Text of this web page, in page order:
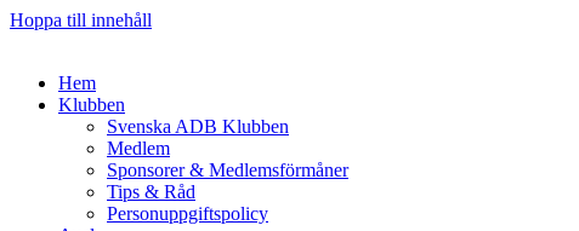
Hoppa till innehåll
Hem
Klubben
Svenska ADB Klubben
Medlem
Sponsorer & Medlemsförmåner
Tips & Råd
Personuppgiftspolicy